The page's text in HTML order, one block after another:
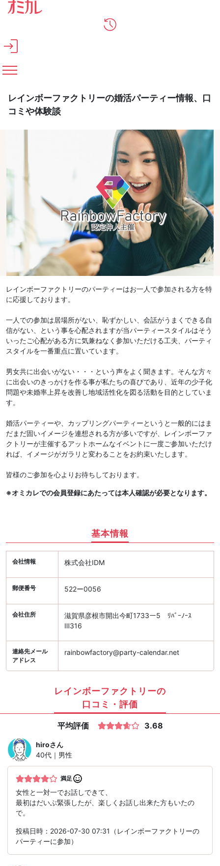
メインコンテンツへスキップ
レインボーファクトリーの婚活パーティー情報、口
コミや体験談
レインボーファクトリーのパーティーはお一人で参加される方を特
に応援しております。
一人での参加は居場所がない、恥ずかしい、会話がうまくできる自
信がない、という事を心配されますが当パーティースタイルはそう
いったご心配がある方に気兼ねなく参加いただける工夫、パーティ
スタイルを一番重点に置いています。
男女共に出会いがない・・・という声をよく聞きます。そんな方々
に出会いのきっかけを作る事が私たちの喜びであり、近年の少子化
問題や未婚率上昇を改善し地域活性化を図る活動を目的としていま
す。
婚活パーティーや、カップリングパーティーというと一般的にはま
だまだ固いイメージを連想される方が多いですが、レインボーファ
クトリーが主催するアットホームなイベントに一度ご参加いただけ
れば、イメージがガラリと変わることをお約束いたします。
皆様のご参加を心よりお待ちしております。
※オミカレでの会員登録にあたっては本人確認が必要となります。
基本情報
会社情報 株式会社IDM
郵便番号 522ー0056
会社住所
滋賀県彦根市開出今町1733ー5 ﾘﾊﾞｰﾉｰｽ
Ⅲ316
連絡先メール
アドレス
rainbowfactory@party-calendar.net
レインボーファクトリーの
口コミ・評価
平均評価 3.68
hiroさん
40代｜男性
満足
女性と一対一でお話しできて、
最初はだいぶ緊張したが、楽しくお話し出来た方もいたの
で。
投稿日時：2026-07-30 07:31（レインボーファクトリーの
パーティーに参加）